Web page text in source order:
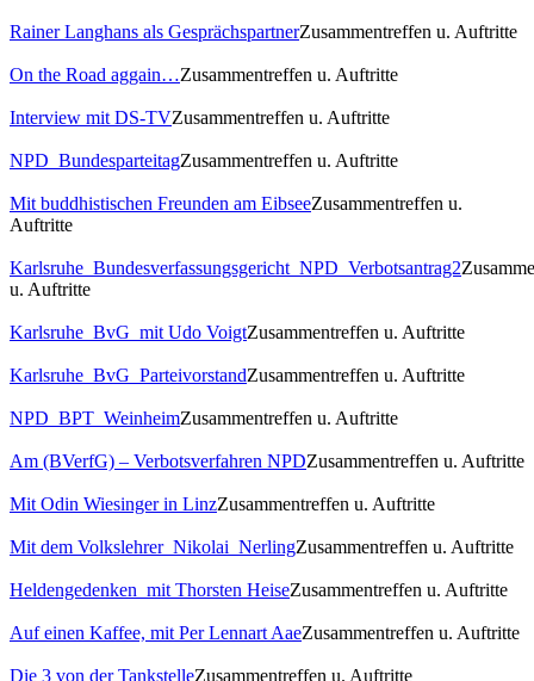
Rainer Langhans als GesprächspartnerZusammentreffen u. Auftritte
On the Road aggain…Zusammentreffen u. Auftritte
Interview mit DS-TVZusammentreffen u. Auftritte
NPD_BundesparteitagZusammentreffen u. Auftritte
Mit buddhistischen Freunden am EibseeZusammentreffen u.
Auftritte
Karlsruhe_Bundesverfassungsgericht_NPD_Verbotsantrag2
u. Auftritte
Karlsruhe_BvG_mit Udo VoigtZusammentreffen u. Auftritte
Karlsruhe_BvG_ParteivorstandZusammentreffen u. Auftritte
NPD_BPT_WeinheimZusammentreffen u. Auftritte
Am (BVerfG) – Verbotsverfahren NPDZusammentreffen u. Auftritte
Mit Odin Wiesinger in LinzZusammentreffen u. Auftritte
Mit dem Volkslehrer_Nikolai_NerlingZusammentreffen u. Auftritte
Heldengedenken_mit Thorsten HeiseZusammentreffen u. Auftritte
Auf einen Kaffee, mit Per Lennart AaeZusammentreffen u. Auftritte
Die 3 von der TankstelleZusammentreffen u. Auftritte